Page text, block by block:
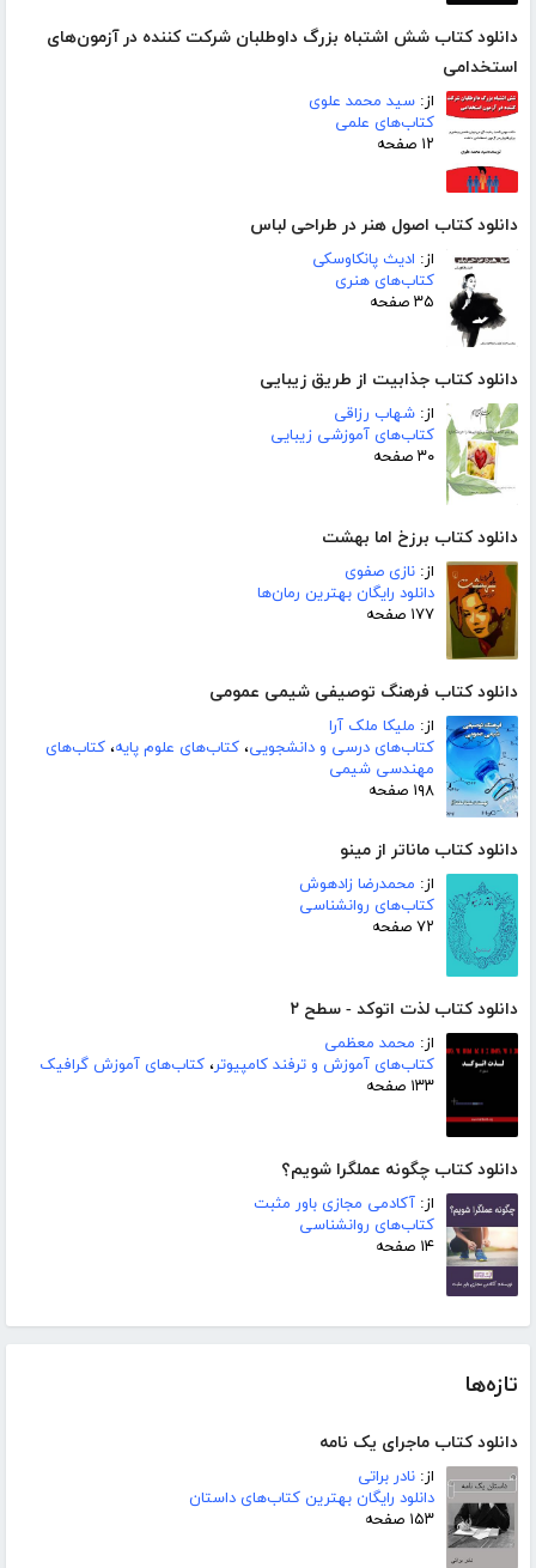
دانلود کتاب شش اشتباه بزرگ داوطلبان شرکت کننده در آزمون‌های
استخدامی
از: سید محمد علوی
کتاب‌های علمی
۱۲ صفحه
دانلود کتاب اصول هنر در طراحی لباس
از: ادیث پانکاوسکی
کتاب‌های هنری
۳۵ صفحه
دانلود کتاب جذابیت از طریق زیبایی
از: شهاب رزاقی
کتاب‌های آموزشی زیبایی
۳۰ صفحه
دانلود کتاب برزخ اما بهشت
از: نازی صفوی
دانلود رایگان بهترین رمان‌ها
۱۷۷ صفحه
دانلود کتاب فرهنگ توصیفی شیمی عمومی
از: ملیکا ملک آرا
کتاب‌های درسی و دانشجویی، کتاب‌های علوم پایه، کتاب‌های
مهندسی شیمی
۱۹۸ صفحه
دانلود کتاب ماناتر از مینو
از: محمدرضا زادهوش
کتاب‌های روانشناسی
۷۲ صفحه
دانلود کتاب لذت اتوکد - سطح ۲
از: محمد معظمی
کتاب‌های آموزش و ترفند کامپیوتر، کتاب‌های آموزش گرافیک
۱۳۳ صفحه
دانلود کتاب چگونه عملگرا شویم؟
از: آکادمی مجازی باور مثبت
کتاب‌های روانشناسی
۱۴ صفحه
تازه‌ها
دانلود کتاب ماجرای یک نامه
از: نادر براتی
دانلود رایگان بهترین کتاب‌های داستان
۱۵۳ صفحه